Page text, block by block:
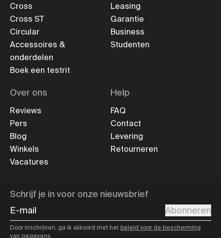
Cross
Cross ST
Circular
Accessoires &
onderdelen
Boek een testrit
Leasing
Garantie
Business
Studenten
Over ons
Reviews
Pers
Blog
Winkels
Vacatures
Help
FAQ
Contact
Levering
Retourneren
Schrijf je in voor onze nieuwsbrief
E-mail
Abonneren
Door inschrijven, ga ik akkoord met het beleid voor de bescherming
van gegevens.